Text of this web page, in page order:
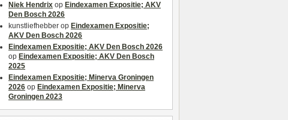
Niek Hendrix op Eindexamen Expositie; AKV
Den Bosch 2026
kunstliefhebber op Eindexamen Expositie;
AKV Den Bosch 2026
Eindexamen Expositie; AKV Den Bosch 2026
op Eindexamen Expositie; AKV Den Bosch
2025
Eindexamen Expositie; Minerva Groningen
2026 op Eindexamen Expositie; Minerva
Groningen 2023